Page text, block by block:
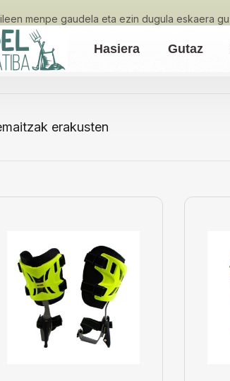
menpe gaudela eta ezin dugula eskaera
Hasiera Gutaz
erakusten